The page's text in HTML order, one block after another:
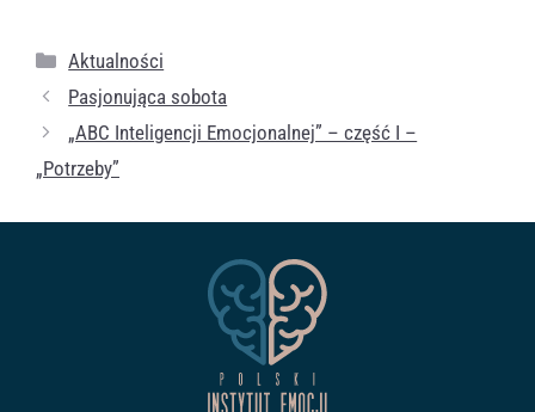
Kategorie
Aktualności
Pasjonująca sobota
„ABC Inteligencji Emocjonalnej” – część I –
„Potrzeby”